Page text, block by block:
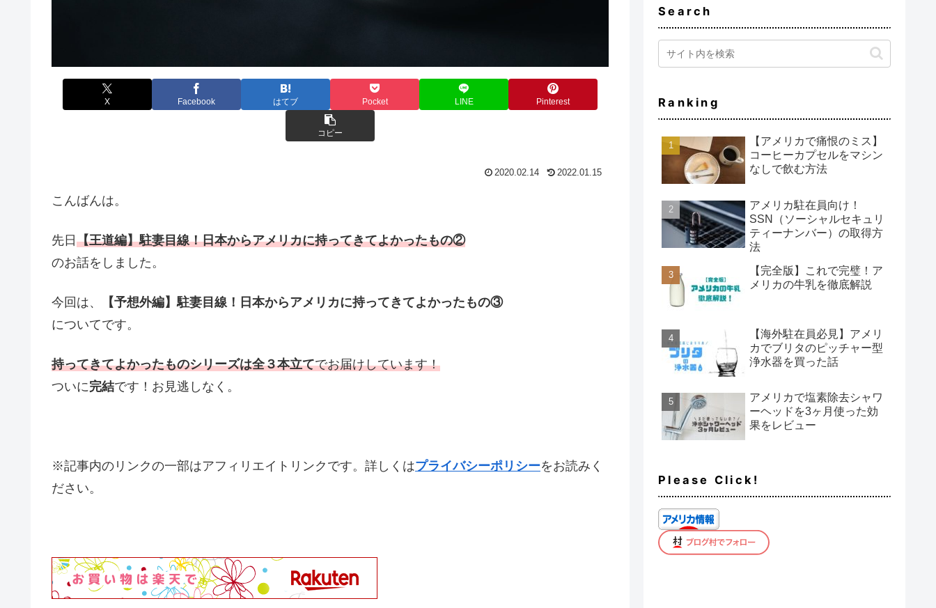
X Facebook はてブ Pocket LINE Pinterest
コピー
2020.02.14 2022.01.15
こんばんは。
先日【王道編】駐妻目線！日本からアメリカに持ってきてよかったもの②
のお話をしました。
今回は、
【予想外編】駐妻目線！日本からアメリカに持ってきてよかったもの③
についてです。
持ってきてよかったものシリーズは全３本立てでお届けしています！
ついに完結です！お見逃しなく。
※記事内のリンクの一部はアフィリエイトリンクです。詳しくはプライバシーポリシーをお読みく
ださい。
Search
Ranking
【アメリカで痛恨のミス】
コーヒーカプセルをマシン
なしで飲む方法
アメリカ駐在員向け！
SSN（ソーシャルセキュリ
ティーナンバー）の取得方
法
【完全版】これで完璧！ア
メリカの牛乳を徹底解説
【海外駐在員必見】アメリ
カでブリタのピッチャー型
浄水器を買った話
アメリカで塩素除去シャワ
ーヘッドを3ヶ月使った効
果をレビュー
Please Click!